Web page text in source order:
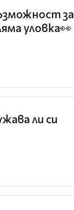
за
уловка👀
ли си